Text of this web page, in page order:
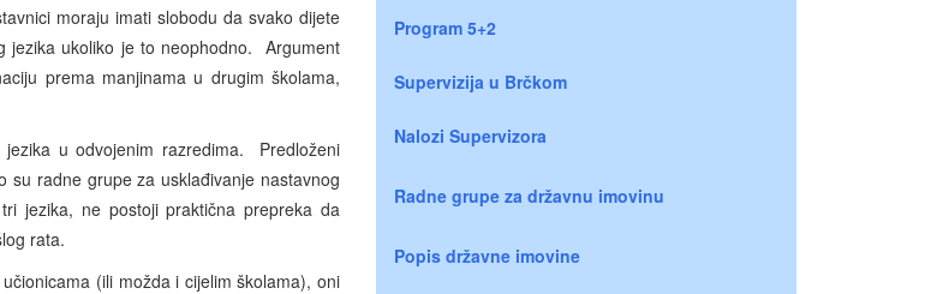
moraju imati slobodu da svako dijete
jezika ukoliko je to neophodno. Argument
prema manjinama u drugim školama,
u odvojenim razredima. Predloženi
su radne grupe za usklađivanje nastavnog
jezika, ne postoji praktična prepreka da
rata.
(ili možda i cijelim školama), oni
Program 5+2
Supervizija u Brčkom
Nalozi Supervizora
Radne grupe za državnu imovinu
Popis državne imovine